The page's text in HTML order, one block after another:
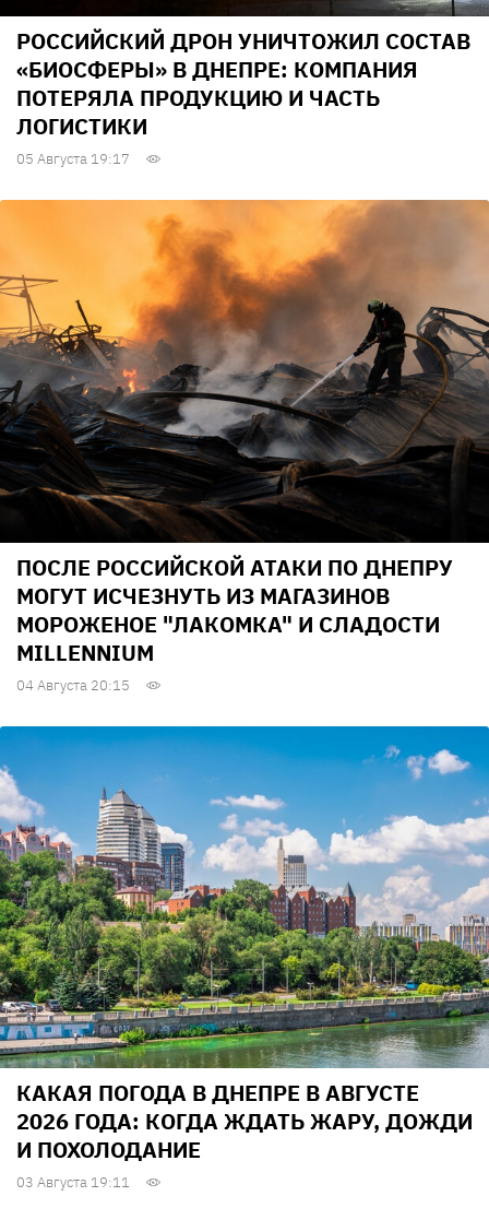
РОССИЙСКИЙ ДРОН УНИЧТОЖИЛ СОСТАВ
«БИОСФЕРЫ» В ДНЕПРЕ: КОМПАНИЯ
ПОТЕРЯЛА ПРОДУКЦИЮ И ЧАСТЬ
ЛОГИСТИКИ
05 Августа 19:17
ПОСЛЕ РОССИЙСКОЙ АТАКИ ПО ДНЕПРУ
МОГУТ ИСЧЕЗНУТЬ ИЗ МАГАЗИНОВ
МОРОЖЕНОЕ "ЛАКОМКА" И СЛАДОСТИ
MILLENNIUM
04 Августа 20:15
КАКАЯ ПОГОДА В ДНЕПРЕ В АВГУСТЕ
2026 ГОДА: КОГДА ЖДАТЬ ЖАРУ, ДОЖДИ
И ПОХОЛОДАНИЕ
03 Августа 19:11